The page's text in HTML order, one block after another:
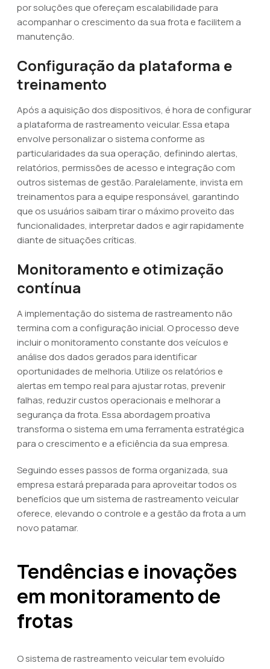
por soluções que ofereçam escalabilidade para
acompanhar o crescimento da sua frota e facilitem a
manutenção.
Configuração da plataforma e
treinamento
Após a aquisição dos dispositivos, é hora de configurar
a plataforma de rastreamento veicular. Essa etapa
envolve personalizar o sistema conforme as
particularidades da sua operação, definindo alertas,
relatórios, permissões de acesso e integração com
outros sistemas de gestão. Paralelamente, invista em
treinamentos para a equipe responsável, garantindo
que os usuários saibam tirar o máximo proveito das
funcionalidades, interpretar dados e agir rapidamente
diante de situações críticas.
Monitoramento e otimização
contínua
A implementação do sistema de rastreamento não
termina com a configuração inicial. O processo deve
incluir o monitoramento constante dos veículos e
análise dos dados gerados para identificar
oportunidades de melhoria. Utilize os relatórios e
alertas em tempo real para ajustar rotas, prevenir
falhas, reduzir custos operacionais e melhorar a
segurança da frota. Essa abordagem proativa
transforma o sistema em uma ferramenta estratégica
para o crescimento e a eficiência da sua empresa.
Seguindo esses passos de forma organizada, sua
empresa estará preparada para aproveitar todos os
benefícios que um sistema de rastreamento veicular
oferece, elevando o controle e a gestão da frota a um
novo patamar.
Tendências e inovações
em monitoramento de
frotas
O sistema de rastreamento veicular tem evoluído